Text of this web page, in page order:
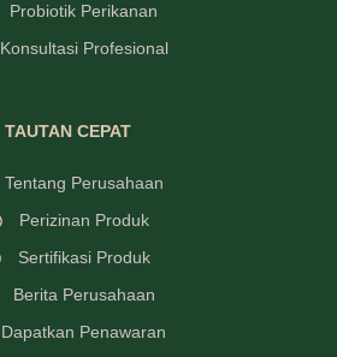
Probiotik Perikanan
Konsultasi Profesional
TAUTAN CEPAT
Tentang Perusahaan
Perizinan Produk
Sertifikasi Produk
Berita Perusahaan
Dapatkan Penawaran